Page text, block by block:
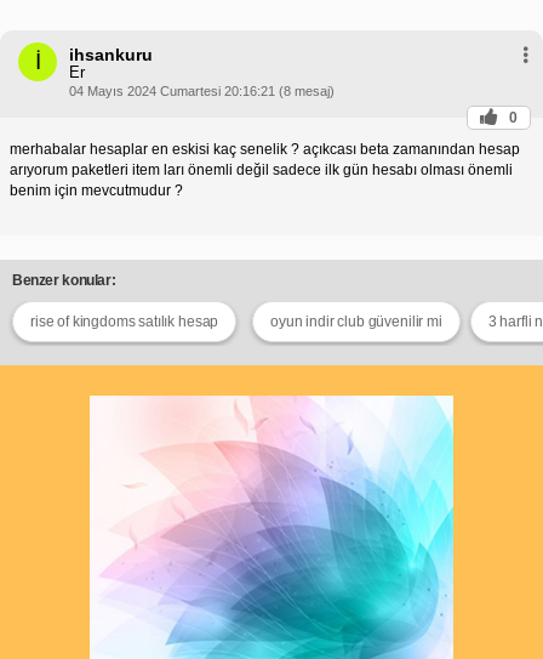
İ ihsankuru
Er
04 Mayıs 2024 Cumartesi 20:16:21 (8 mesaj)
0
merhabalar hesaplar en eskisi kaç senelik ? açıkcası beta zamanından hesap
arıyorum paketleri item ları önemli değil sadece ilk gün hesabı olması önemli
benim için mevcutmudur ?
Benzer konular:
rise of kingdoms satılık hesap oyun indir club güvenilir mi 3 harfli